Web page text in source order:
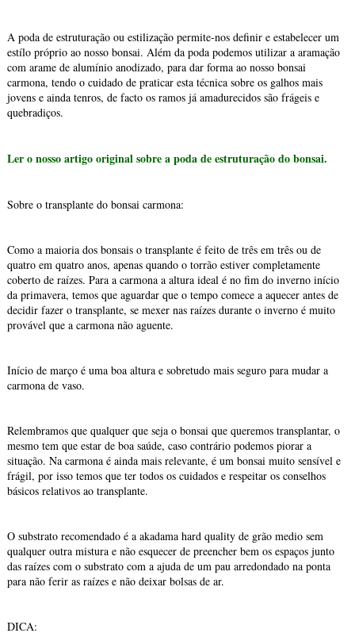
A poda de estruturação ou estilização permite-nos definir e estabelecer um
estílo próprio ao nosso bonsai. Além da poda podemos utilizar a aramação
com arame de alumínio anodizado, para dar forma ao nosso bonsai
carmona, tendo o cuidado de praticar esta técnica sobre os galhos mais
jovens e ainda tenros, de facto os ramos já amadurecidos são frágeis e
quebradiços.
Ler o nosso artigo original sobre a poda de estruturação do bonsai.
Sobre o transplante do bonsai carmona:
Como a maioria dos bonsais o transplante é feito de três em três ou de
quatro em quatro anos, apenas quando o torrão estiver completamente
coberto de raízes. Para a carmona a altura ideal é no fim do inverno início
da primavera, temos que aguardar que o tempo comece a aquecer antes de
decidir fazer o transplante, se mexer nas raízes durante o inverno é muito
provável que a carmona não aguente.
Início de março é uma boa altura e sobretudo mais seguro para mudar a
carmona de vaso.
Relembramos que qualquer que seja o bonsai que queremos transplantar, o
mesmo tem que estar de boa saúde, caso contrário podemos piorar a
situação. Na carmona é ainda mais relevante, é um bonsai muito sensível e
frágil, por isso temos que ter todos os cuidados e respeitar os conselhos
básicos relativos ao transplante.
O substrato recomendado é a akadama hard quality de grão medio sem
qualquer outra mistura e não esquecer de preencher bem os espaços junto
das raízes com o substrato com a ajuda de um pau arredondado na ponta
para não ferir as raízes e não deixar bolsas de ar.
DICA: